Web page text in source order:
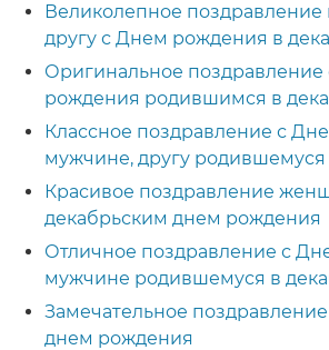
Великолепное
другу с Днем рождения в
Оригинальное поздравление
рождения родившимся в
Классное поздравление с
мужчине, другу родившемуся
Красивое поздравление
декабрьским днем рождения
Отличное поздравление с
мужчине родившемуся в
Замечательное
днем рождения